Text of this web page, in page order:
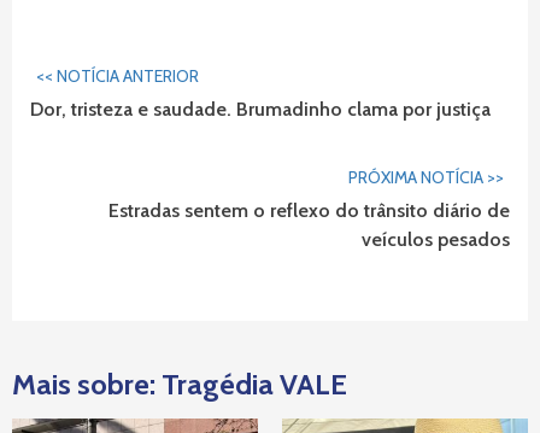
Continuar
Lendo...
<< NOTÍCIA ANTERIOR
Dor, tristeza e saudade. Brumadinho clama por justiça
PRÓXIMA NOTÍCIA >>
Estradas sentem o reflexo do trânsito diário de
veículos pesados
Mais sobre: Tragédia VALE